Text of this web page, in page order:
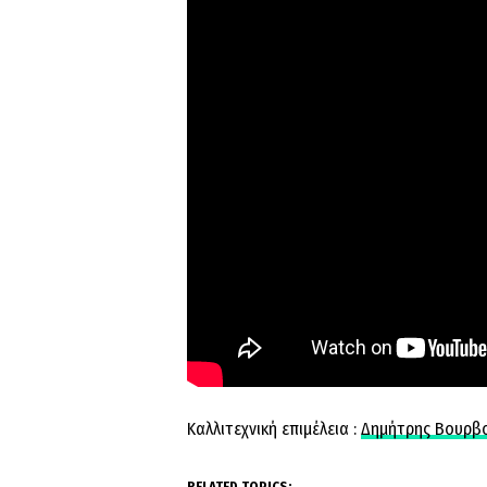
Καλλιτεχνική επιμέλεια : Δημήτρης